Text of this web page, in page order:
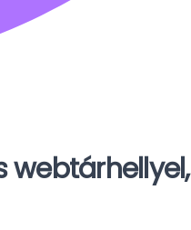
webtárhellyel,